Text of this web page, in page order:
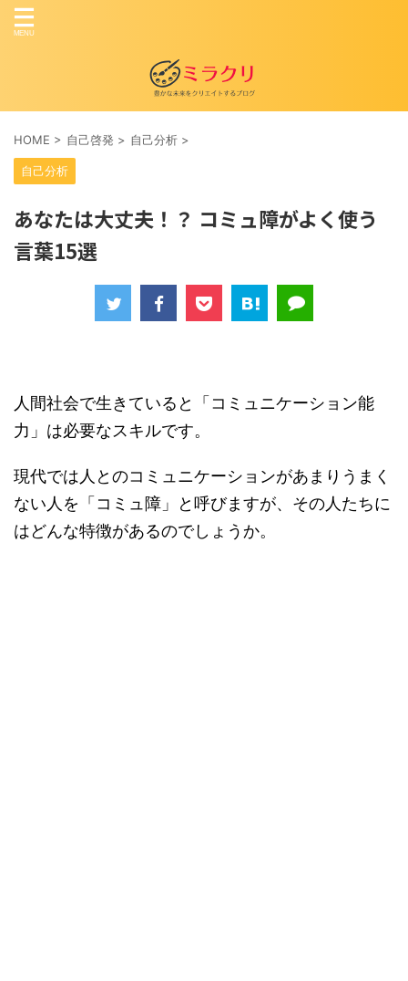
HOME > 自己啓発 > 自己分析 >
自己分析
あなたは大丈夫！？ コミュ障がよく使う
言葉15選
人間社会で生きていると「コミュニケーション能
力」は必要なスキルです。
現代では人とのコミュニケーションがあまりうまく
ない人を「コミュ障」と呼びますが、その人たちに
はどんな特徴があるのでしょうか。